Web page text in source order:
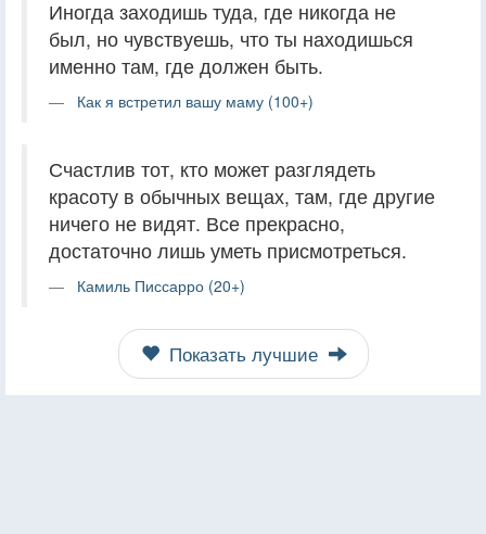
Иногда заходишь туда, где никогда не
был, но чувствуешь, что ты находишься
именно там, где должен быть.
Как я встретил вашу маму (100+)
Счастлив тот, кто может разглядеть
красоту в обычных вещах, там, где другие
ничего не видят. Все прекрасно,
достаточно лишь уметь присмотреться.
Камиль Писсарро (20+)
Показать лучшие